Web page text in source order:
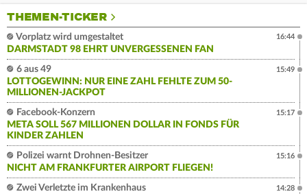
THEMEN-TICKER
Vorplatz wird umgestaltet
DARMSTADT 98 EHRT UNVERGESSENEN FAN
16:44
6 aus 49
LOTTOGEWINN: NUR EINE ZAHL FEHLTE ZUM 50-
MILLIONEN-JACKPOT
15:49
Facebook-Konzern
META SOLL 567 MILLIONEN DOLLAR IN FONDS FÜR
KINDER ZAHLEN
15:17
Polizei warnt Drohnen-Besitzer
NICHT AM FRANKFURTER AIRPORT FLIEGEN!
15:16
Zwei Verletzte im Krankenhaus
14:28